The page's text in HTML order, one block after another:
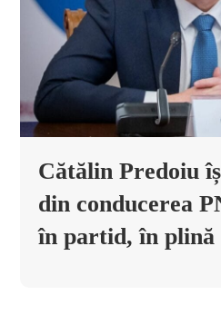
Cătălin Predoiu
din conducerea
în partid, în